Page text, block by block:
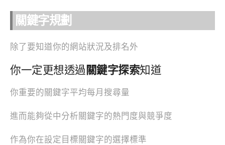
關鍵字規劃
除了要知道你的網站狀況及排名外
你一定更想透過關鍵字探索知道
你重要的關鍵字平均每月搜尋量
進而能夠從中分析關鍵字的熱門度與競爭度
作為你在設定目標關鍵字的選擇標準